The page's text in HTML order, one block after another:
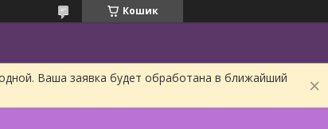
Кошик
Ваша заявка будет обработана в ближайший